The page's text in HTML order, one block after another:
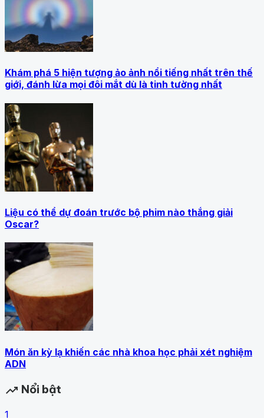
Khám phá 5 hiện tượng ảo ảnh nổi tiếng nhất trên thế
giới, đánh lừa mọi đôi mắt dù là tinh tường nhất
Liệu có thể dự đoán trước bộ phim nào thắng giải
Oscar?
Món ăn kỳ lạ khiến các nhà khoa học phải xét nghiệm
ADN
trending_up Nổi bật
1